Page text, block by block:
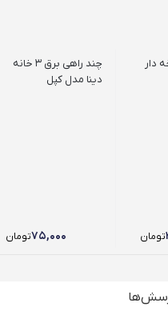
دار
تومان
چند راهی برق 3 خانه
دینا مدل کپل
۷۵,۰۰۰تومان